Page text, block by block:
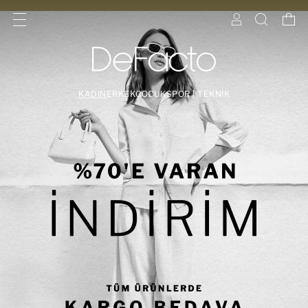
KADIN ERKEKÇOCUKSPOR | TEKNİK